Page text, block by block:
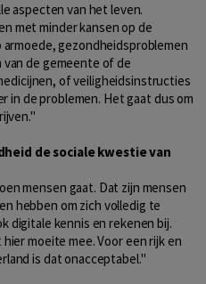
aspecten van het leven.
met minder kansen op de
gezondheidsproblemen
de gemeente of de
of veiligheidsinstructies
in de problemen. Het gaat dus om
de sociale kwestie van
mensen gaat. Dat zijn mensen
hebben om zich volledig te
digitale kennis en rekenen bij.
moeite mee. Voor een rijk en
is dat onacceptabel."